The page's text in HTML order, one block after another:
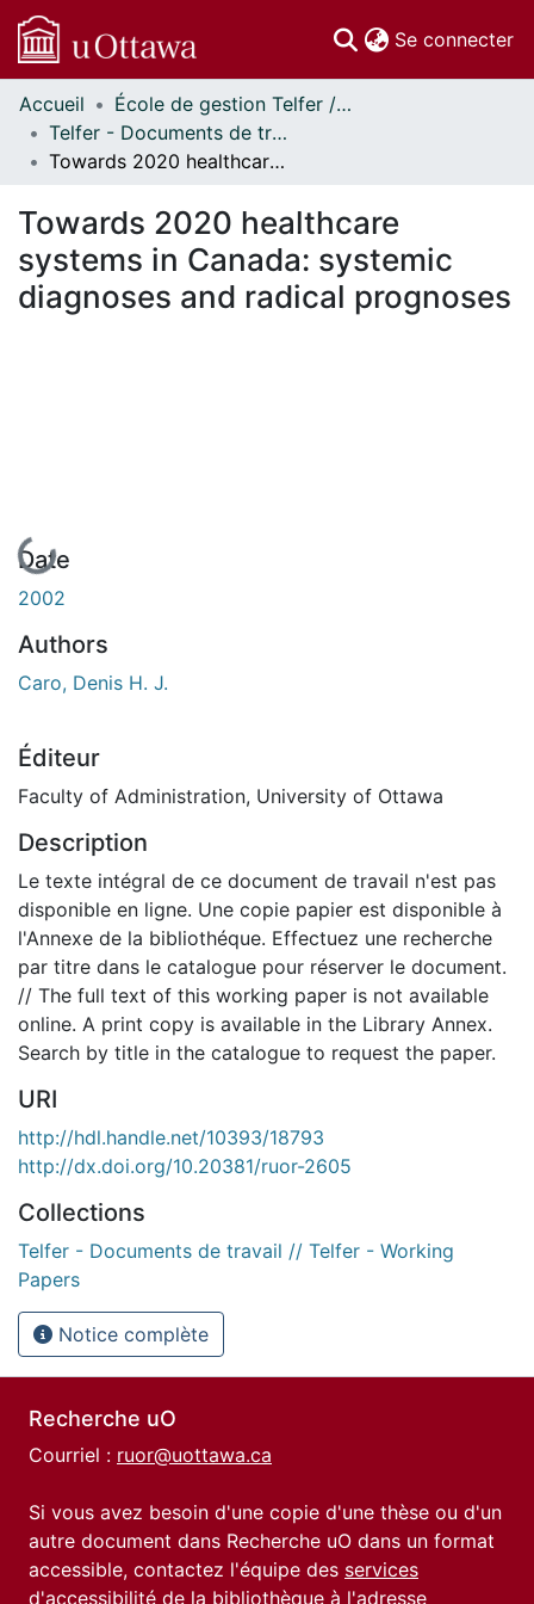
Se connecter
Communautés
et collections
Parcourir
À propos
Accueil
École de gestion Telfer // Telfer School of Management
Telfer - Documents de travail // Telfer - Working Papers
Towards 2020 healthcare systems in Canada: systemic diagnoses and radical prognoses
Towards 2020 healthcare
systems in Canada: systemic
diagnoses and radical prognoses
En cours de chargement...
Date
2002
Authors
Caro, Denis H. J.
Éditeur
Faculty of Administration, University of Ottawa
Description
Le texte intégral de ce document de travail n'est pas
disponible en ligne. Une copie papier est disponible à
l'Annexe de la bibliothéque. Effectuez une recherche
par titre dans le catalogue pour réserver le document.
// The full text of this working paper is not available
online. A print copy is available in the Library Annex.
Search by title in the catalogue to request the paper.
URI
http://hdl.handle.net/10393/18793
http://dx.doi.org/10.20381/ruor-2605
Collections
Telfer - Documents de travail // Telfer - Working
Papers
Notice complète
Recherche uO
Courriel : ruor@uottawa.ca
Si vous avez besoin d'une copie d'une thèse ou d'un
autre document dans Recherche uO dans un format
accessible, contactez l'équipe des services
d'accessibilité de la bibliothèque à l'adresse